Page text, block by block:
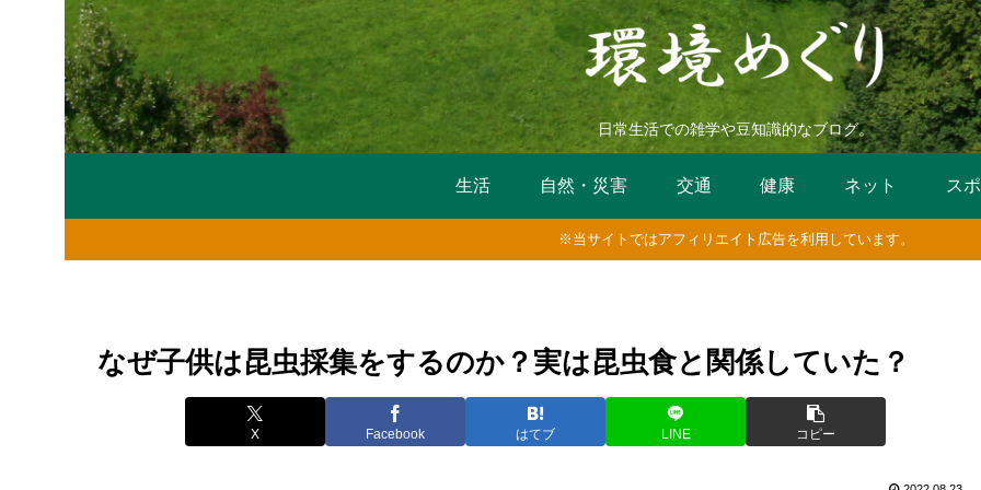
日常生活での雑学や豆知識的なブログ。
生活 自然・災害 交通 健康 ネット ス
※当サイトではアフィリエイト広告を利用しています。
なぜ子供は昆虫採集をするのか？実は昆虫食と関係していた？
X Facebook はてブ LINE コピー